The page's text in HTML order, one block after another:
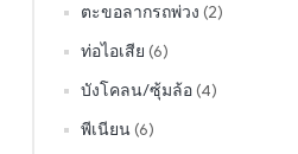
ตะขอลากรถพ่วง (2)
ท่อไอเสีย (6)
บังโคลน/ซุ้มล้อ (4)
พีเนียน (6)